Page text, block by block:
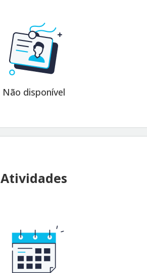
Não disponível
Atividades